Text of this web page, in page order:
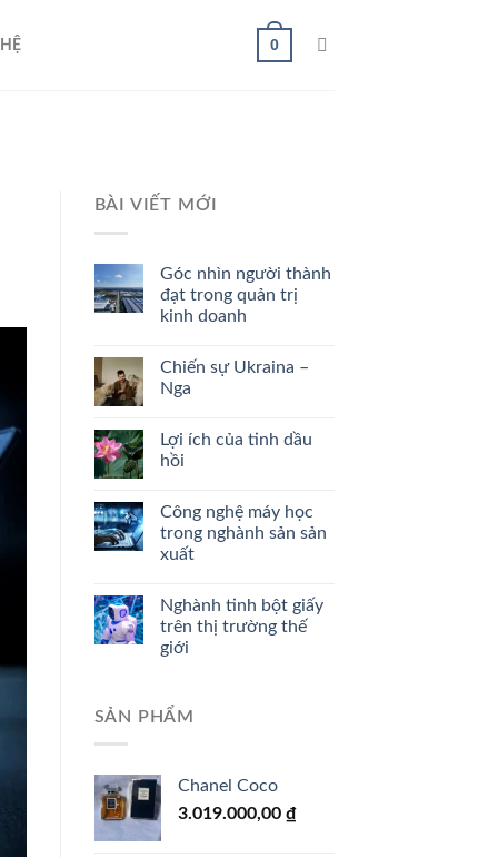
0
BÀI VIẾT MỚI
Góc nhìn người thành
đạt trong quản trị
kinh doanh
Chiến sự Ukraina –
Nga
Lợi ích của tinh dầu
hồi
Công nghệ máy học
trong nghành sản sản
xuất
Nghành tinh bột giấy
trên thị trường thế
giới
SẢN PHẨM
Chanel Coco
3.019.000,00 ₫